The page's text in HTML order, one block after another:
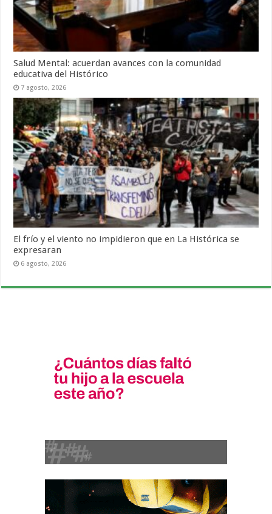
Salud Mental: acuerdan avances con la comunidad
educativa del Histórico
7 agosto, 2026
El frío y el viento no impidieron que en La Histórica se
expresaran
6 agosto, 2026